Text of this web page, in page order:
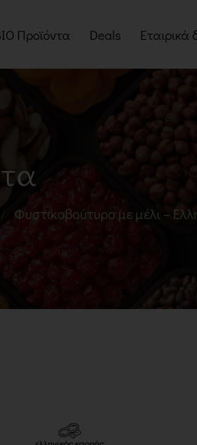
Προϊόντα Deals
Mystery Boxes
Εταιρικά
Φυστικοβούτυρο με μέλι –